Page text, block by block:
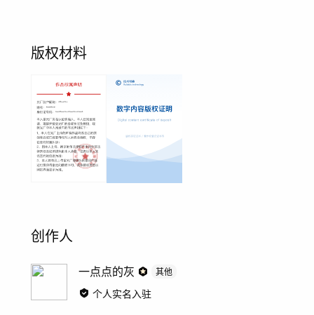
版权材料
创作人
一点点的灰 其他
个人实名入驻